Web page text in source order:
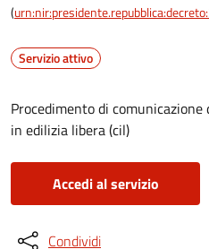
(
Servizio attivo
Procedimento di
in edilizia libera (cil)
Accedi al servizio
Condividi